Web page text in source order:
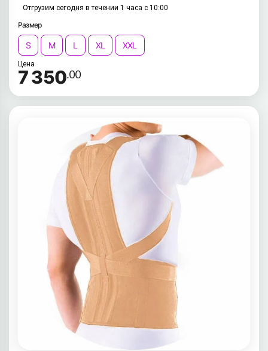
Отгрузим сегодня в течении 1 часа с 10:00
Размер
S M L XL XXL
Цена
7 350.00